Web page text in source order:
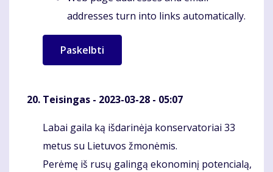
addresses turn into links automatically.
Teisingas - 2023-03-28 - 05:07
Komentaras
Labai gaila ką išdarinėja konservatoriai 33
metus su Lietuvos žmonėmis.
Perėmę iš rusų galingą ekonominį potencialą,